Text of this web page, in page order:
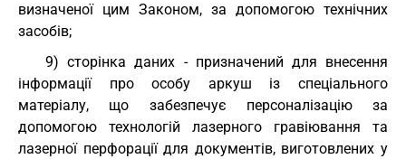
визначеної цим Законом, за допомогою технічних
засобів;
9) сторінка даних - призначений для внесення
інформації про особу аркуш із спеціального
матеріалу, що забезпечує персоналізацію за
допомогою технологій лазерного гравіювання та
лазерної перфорації для документів, виготовлених у